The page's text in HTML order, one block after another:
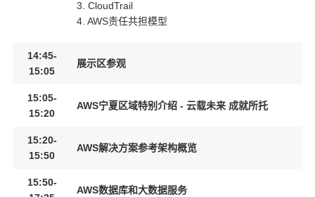
3. CloudTrail
4. AWS责任共担模型
14:45-
15:05
展示区参观
15:05-
15:20
AWS宁夏区域特别介绍 - 云载未来 成就所托
15:20-
15:50
AWS解决方案参考架构概览
15:50-
AWS数据库和大数据服务